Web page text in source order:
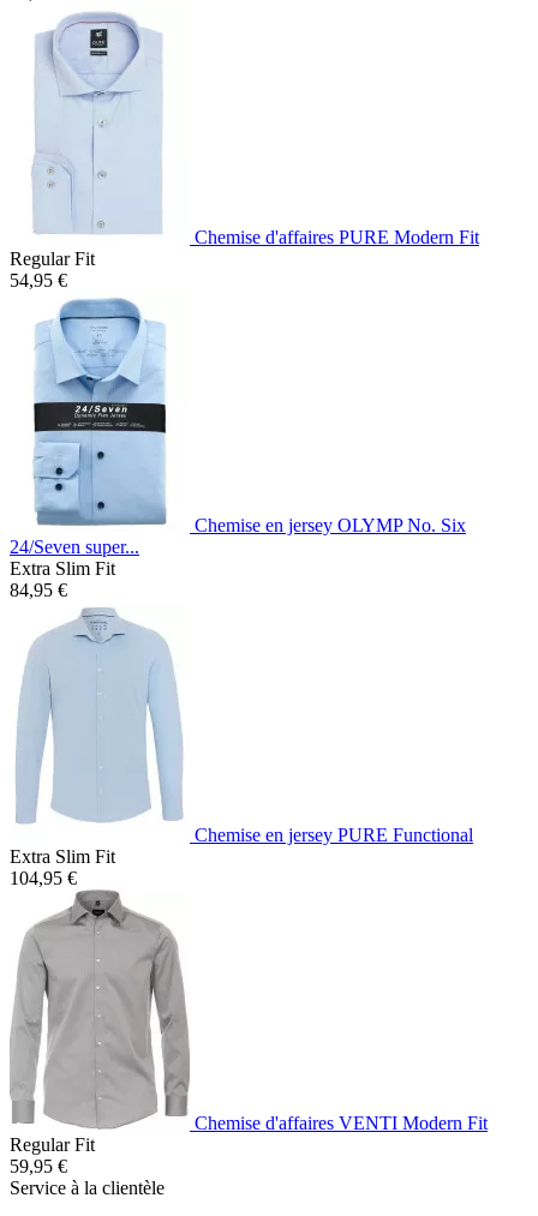
Chemise d'affaires PURE Modern Fit
Regular Fit
54,95 €
Chemise en jersey OLYMP No. Six
24/Seven super...
Extra Slim Fit
84,95 €
Chemise en jersey PURE Functional
Extra Slim Fit
104,95 €
Chemise d'affaires VENTI Modern Fit
Regular Fit
59,95 €
Service à la clientèle